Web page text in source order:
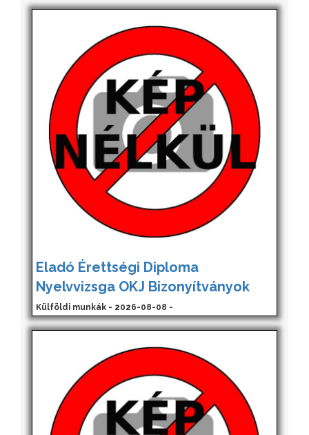
Eladó Érettségi Diploma
Nyelvvizsga OKJ Bizonyítványok
Külföldi munkák - 2026-08-08 -